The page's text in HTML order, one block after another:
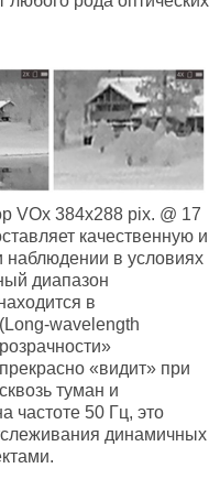
VOx 384x288 pix. @ 17
качественную и
наблюдении в условиях
диапазон
в
wavelength
«видит» при
туман и
частоте 50 Гц, это
динамичных